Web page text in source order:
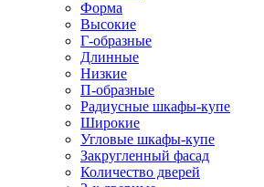
Форма
Высокие
Г-образные
Длинные
Низкие
П-образные
Радиусные шкафы-купе
Широкие
Угловые шкафы-купе
Закругленный фасад
Количество дверей